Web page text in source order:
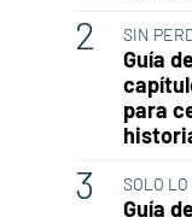
SIN
Guía
para
SOLO
Guía